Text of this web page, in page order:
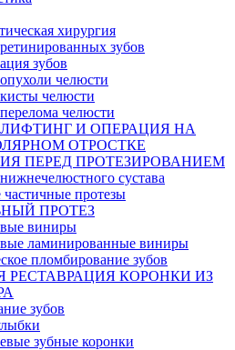
хирургия
зубов
зубов
челюсти
челюсти
челюсти
И ОПЕРАЦИЯ НА
ОТРОСТКЕ
ПЕРЕД ПРОТЕЗИРОВАНИЕМ
сустава
протезы
ПРОТЕЗ
виниры
ламинированные виниры
пломбирование зубов
РЕСТАВРАЦИЯ КОРОНКИ ИЗ
зубов
зубные коронки